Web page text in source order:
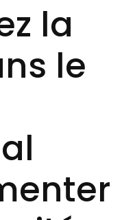
la
le